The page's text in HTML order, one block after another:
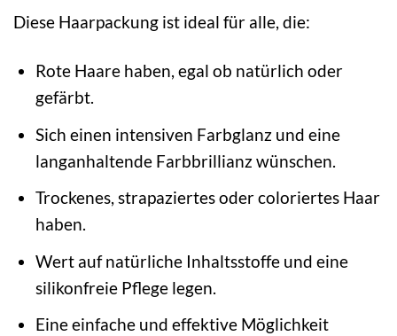
Diese Haarpackung ist ideal für alle, die:
Rote Haare haben, egal ob natürlich oder
gefärbt.
Sich einen intensiven Farbglanz und eine
langanhaltende Farbbrillianz wünschen.
Trockenes, strapaziertes oder coloriertes Haar
haben.
Wert auf natürliche Inhaltsstoffe und eine
silikonfreie Pflege legen.
Eine einfache und effektive Möglichkeit